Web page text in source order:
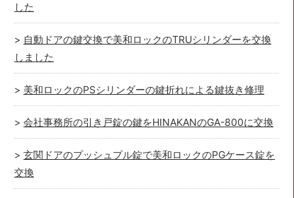
した
自動ドアの鍵交換で美和ロックのTRUシリンダーを交換
しました
美和ロックのPSシリンダーの鍵折れによる鍵抜き修理
会社事務所の引き戸錠の鍵をHINAKANのGA-800に交換
玄関ドアのプッシュプル錠で美和ロックのPGケース錠を
交換